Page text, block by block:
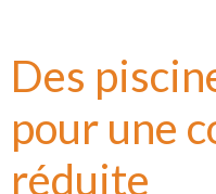
Des
pour une
réduite